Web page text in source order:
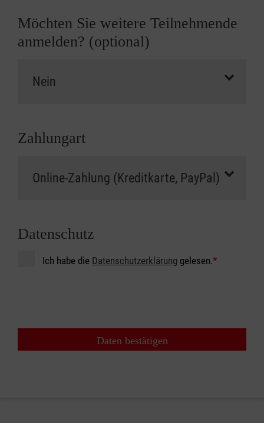
Möchten Sie weitere Teilnehmende
anmelden? (optional)
Zahlungart
Datenschutz
Ich habe die Datenschutzerklärung gelesen.*
Daten bestätigen